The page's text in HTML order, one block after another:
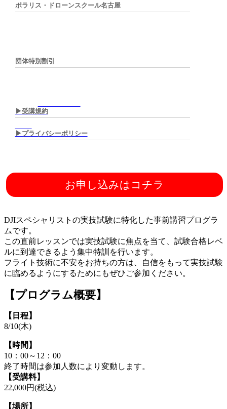
ポラリス・ドローンスクール名古屋
団体特別割引
▶︎受講規約
▶︎プライバシーポリシー
DJI スペシャリストのための
直前特別レッスン（実技）
お申し込みはコチラ
DJIスペシャリストの実技試験に特化した事前講習プログラ
ムです。
この直前レッスンでは実技試験に焦点を当て、試験合格レベ
ルに到達できるよう集中特訓を行います。
フライト技術に不安をお持ちの方は、自信をもって実技試験
に臨めるようにするためにもぜひご参加ください。
【プログラム概要】
【日程】
8/10(木)
【時間】
10：00～12：00
終了時間は参加人数により変動します。
【受講料】
22,000円(税込)
【場所】